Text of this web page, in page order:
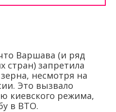
Варшава (и ряд
стран) запретила
несмотря на
Это вызвало
киевского режима,
в ВТО.